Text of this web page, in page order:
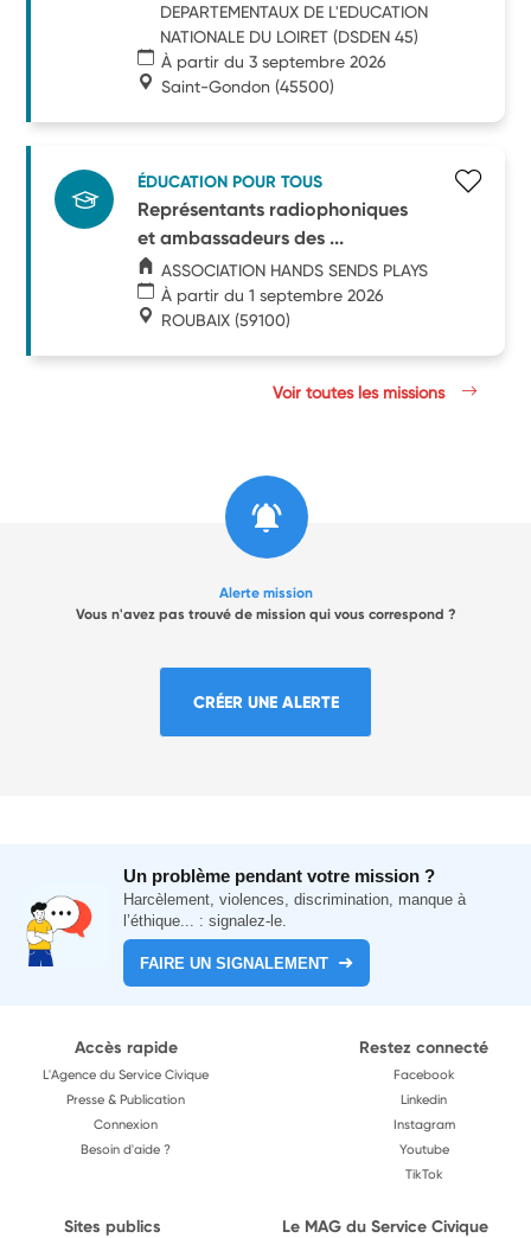
DEPARTEMENTAUX DE L'EDUCATION
NATIONALE DU LOIRET (DSDEN 45)
À partir du 3 septembre 2026
Saint-Gondon (45500)
ÉDUCATION POUR TOUS
Représentants radiophoniques
et ambassadeurs des ...
ASSOCIATION HANDS SENDS PLAYS
À partir du 1 septembre 2026
ROUBAIX (59100)
Voir toutes les missions
Alerte mission
Vous n'avez pas trouvé de mission qui vous correspond ?
CRÉER UNE ALERTE
Un problème pendant votre mission ?
Harcèlement, violences, discrimination, manque à
l’éthique... : signalez-le.
FAIRE UN SIGNALEMENT
Accès rapide
L'Agence du Service Civique
Presse & Publication
Connexion
Besoin d'aide ?
Restez connecté
Facebook
Linkedin
Instagram
Youtube
TikTok
Sites publics Le MAG du Service Civique